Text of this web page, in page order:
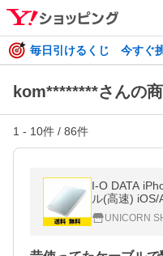
毎日引けるくじ 今すぐ
kom********さんの
1 - 10件 / 86件
I-O DATA
ル(高速) iOS/
レコ」 土日
UNICORN